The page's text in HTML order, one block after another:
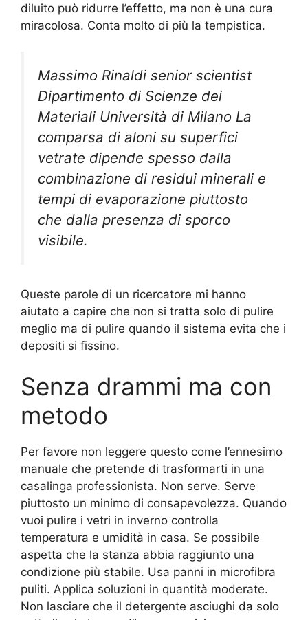
diluito può ridurre l’effetto, ma non è una cura
miracolosa. Conta molto di più la tempistica.
Massimo Rinaldi senior scientist
Dipartimento di Scienze dei
Materiali Università di Milano La
comparsa di aloni su superfici
vetrate dipende spesso dalla
combinazione di residui minerali e
tempi di evaporazione piuttosto
che dalla presenza di sporco
visibile.
Queste parole di un ricercatore mi hanno
aiutato a capire che non si tratta solo di pulire
meglio ma di pulire quando il sistema evita che i
depositi si fissino.
Senza drammi ma con
metodo
Per favore non leggere questo come l’ennesimo
manuale che pretende di trasformarti in una
casalinga professionista. Non serve. Serve
piuttosto un minimo di consapevolezza. Quando
vuoi pulire i vetri in inverno controlla
temperatura e umidità in casa. Se possibile
aspetta che la stanza abbia raggiunto una
condizione più stabile. Usa panni in microfibra
puliti. Applica soluzioni in quantità moderate.
Non lasciare che il detergente asciughi da solo